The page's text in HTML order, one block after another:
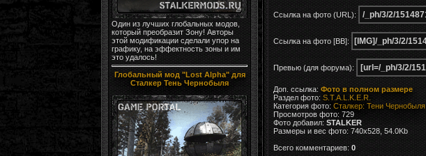
Один из лучших глобальных модов,
который преобразит Зону! Авторы
этой модификации сделали упор на
графику, на эффектность зоны и им
это удалось!
Глобальный мод "Lost Alpha" для
Сталкер Тень Чернобыля
Ссылка на фото (URL):
Ссылка на фото [BB]:
Превью (для форума):
Доп. ссылка: Фото в полном размере
Раздел фото: S.T.A.L.K.E.R.
Категория фото: Сталкер: Тени Чернобыля
Просмотров фото: 729
Фото добавил: STALKER
Размеры и вес фото: 740x528, 54.0Kb
Всего комментариев: 0